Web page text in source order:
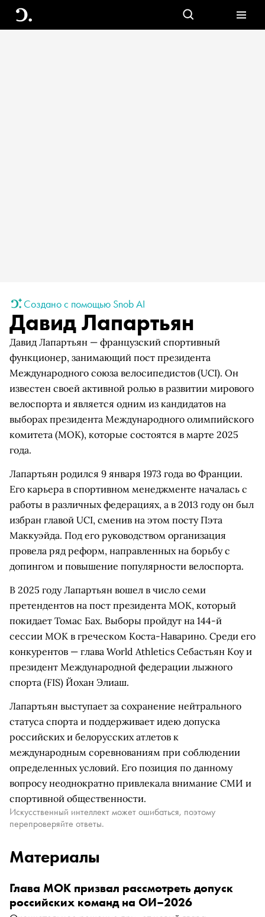
Создано с помощью Snob AI
Давид Лапартьян
Давид Лапартьян — французский спортивный
функционер, занимающий пост президента
Международного союза велосипедистов (UCI). Он
известен своей активной ролью в развитии мирового
велоспорта и является одним из кандидатов на
выборах президента Международного олимпийского
комитета (МОК), которые состоятся в марте 2025
года.
Лапартьян родился 9 января 1973 года во Франции.
Его карьера в спортивном менеджменте началась с
работы в различных федерациях, а в 2013 году он был
избран главой UCI, сменив на этом посту Пэта
Маккуэйда. Под его руководством организация
провела ряд реформ, направленных на борьбу с
допингом и повышение популярности велоспорта.
В 2025 году Лапартьян вошел в число семи
претендентов на пост президента МОК, который
покидает Томас Бах. Выборы пройдут на 144-й
сессии МОК в греческом Коста-Наварино. Среди его
конкурентов — глава World Athletics Себастьян Коу и
президент Международной федерации лыжного
спорта (FIS) Йохан Элиаш.
Лапартьян выступает за сохранение нейтрального
статуса спорта и поддерживает идею допуска
российских и белорусских атлетов к
международным соревнованиям при соблюдении
определенных условий. Его позиция по данному
вопросу неоднократно привлекала внимание СМИ и
спортивной общественности.
Искусственный интеллект может ошибаться, поэтому
перепроверяйте ответы.
Материалы
Глава МОК призвал рассмотреть допуск
российских команд на ОИ–2026